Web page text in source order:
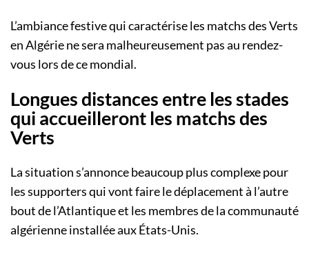
L’ambiance festive qui caractérise les matchs des Verts
en Algérie ne sera malheureusement pas au rendez-
vous lors de ce mondial.
Longues distances entre les stades
qui accueilleront les matchs des
Verts
La situation s’annonce beaucoup plus complexe pour
les supporters qui vont faire le déplacement à l’autre
bout de l’Atlantique et les membres de la communauté
algérienne installée aux États-Unis.